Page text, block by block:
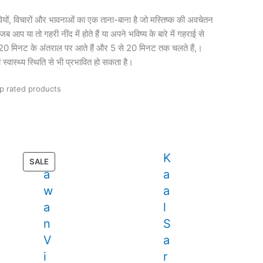
विचारों और भावनाओं का एक ताना-बाना है जो मस्तिष्क की अवचेतन
या तो गहरी नींद में होते हैं या अपने भविष्य के बारे में गहराई से
मिनट के अंतराल पर आते हैं और 5 से 20 मिनट तक चलते हैं,।
स्थिति से भी प्रभावित हो सकता है।
rated products
SALEPRODUCT
ON
SALE
S
a
w
a
n
V
i
K
a
a
l
S
a
r